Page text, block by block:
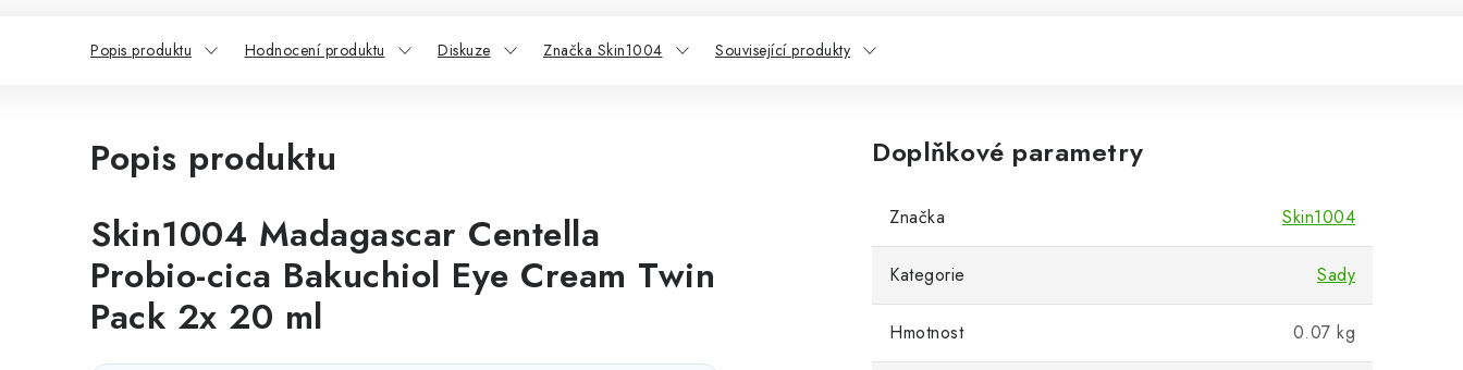
Popis produktu Hodnocení produktu Diskuze Značka Skin1004 Související produkty
Popis produktu
Skin1004 Madagascar Centella
Probio-cica Bakuchiol Eye Cream Twin
Pack 2x 20 ml
Doplňkové parametry
Značka Skin1004
Kategorie Sady
Hmotnost 0.07 kg